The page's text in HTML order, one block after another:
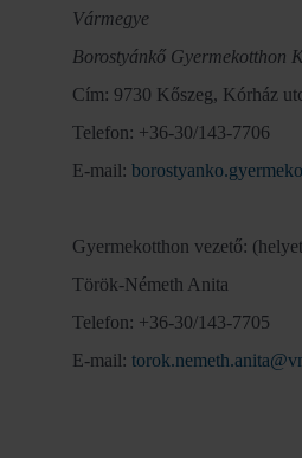
Vármegye
Borostyánkő Gyermekotthon
Cím: 9730 Kőszeg, Kórház
Telefon: +36-30/143-7706
E-mail:
Gyermekotthon vezető:
Török-Németh Anita
Telefon: +36-30/143-7705
E-mail: